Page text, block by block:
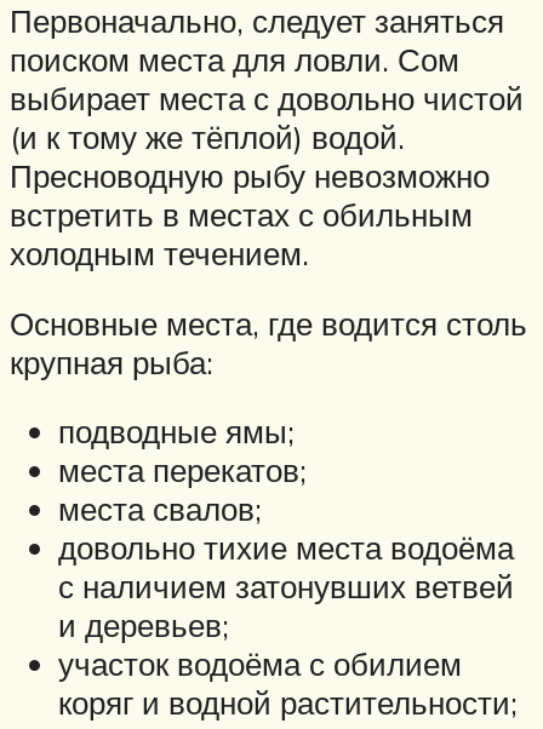
Первоначально, следует заняться
поиском места для ловли. Сом
выбирает места с довольно чистой
(и к тому же тёплой) водой.
Пресноводную рыбу невозможно
встретить в местах с обильным
холодным течением.
Основные места, где водится столь
крупная рыба:
подводные ямы;
места перекатов;
места свалов;
довольно тихие места водоёма
с наличием затонувших ветвей
и деревьев;
участок водоёма с обилием
коряг и водной растительности;